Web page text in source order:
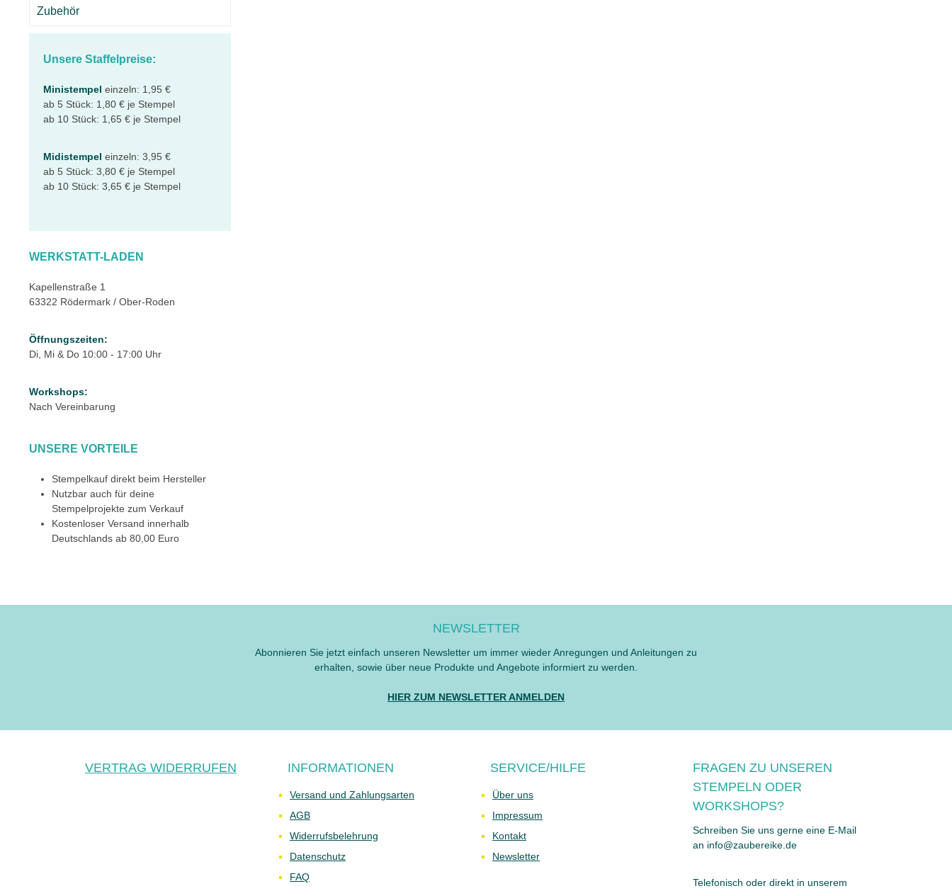
Zubehör
Unsere Staffelpreise:
Ministempel einzeln: 1,95 €
ab 5 Stück: 1,80 € je Stempel
ab 10 Stück: 1,65 € je Stempel
Midistempel einzeln: 3,95 €
ab 5 Stück: 3,80 € je Stempel
ab 10 Stück: 3,65 € je Stempel
WERKSTATT-LADEN
Kapellenstraße 1
63322 Rödermark / Ober-Roden
Öffnungszeiten:
Di, Mi & Do 10:00 - 17:00 Uhr
Workshops:
Nach Vereinbarung
UNSERE VORTEILE
Stempelkauf direkt beim Hersteller
Nutzbar auch für deine
Stempelprojekte zum Verkauf
Kostenloser Versand innerhalb
Deutschlands ab 80,00 Euro
NEWSLETTER
Abonnieren Sie jetzt einfach unseren Newsletter um immer wieder Anregungen und Anleitungen zu
erhalten, sowie über neue Produkte und Angebote informiert zu werden.
HIER ZUM NEWSLETTER ANMELDEN
FRAGEN ZU UNSEREN
STEMPELN ODER
WORKSHOPS?
Schreiben Sie uns gerne eine E-Mail
an info@zaubereike.de
Telefonisch oder direkt in unserem
VERTRAG WIDERRUFEN INFORMATIONEN
Versand und Zahlungsarten
AGB
Widerrufsbelehrung
Datenschutz
FAQ
SERVICE/HILFE
Über uns
Impressum
Kontakt
Newsletter